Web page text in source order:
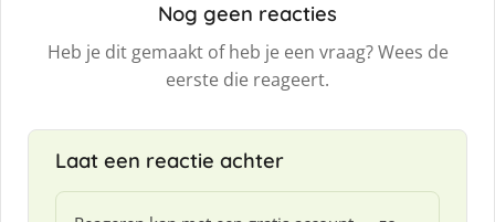
Nog geen reacties
Heb je dit gemaakt of heb je een vraag? Wees de
eerste die reageert.
Laat een reactie achter